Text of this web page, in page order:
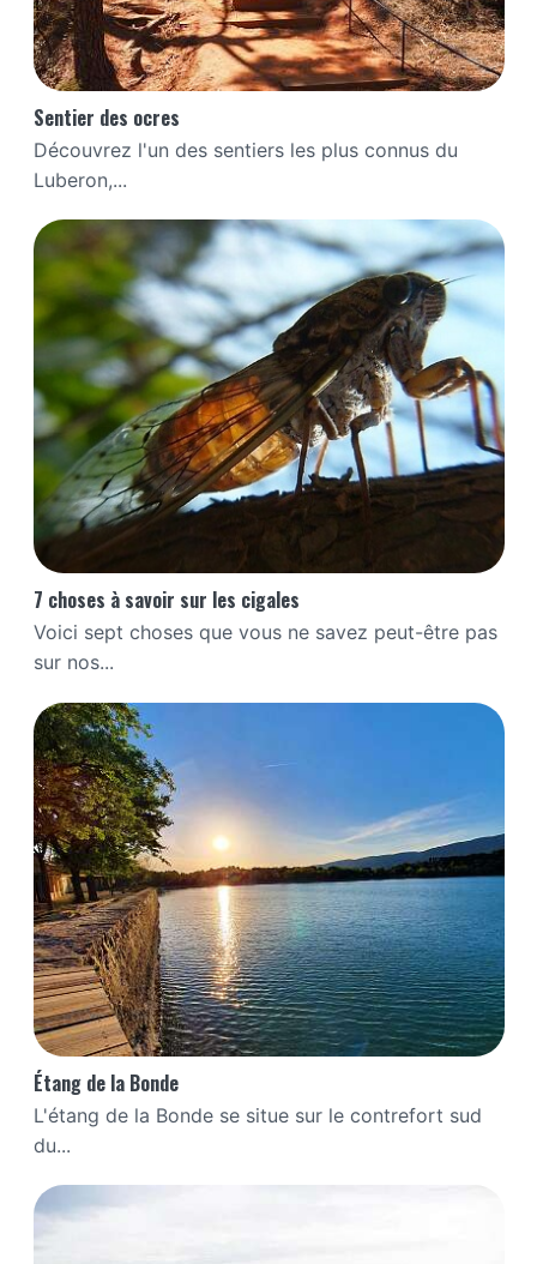
Sentier des ocres
Découvrez l'un des sentiers les plus connus du
Luberon,...
7 choses à savoir sur les cigales
Voici sept choses que vous ne savez peut-être pas
sur nos...
Étang de la Bonde
L'étang de la Bonde se situe sur le contrefort sud
du...